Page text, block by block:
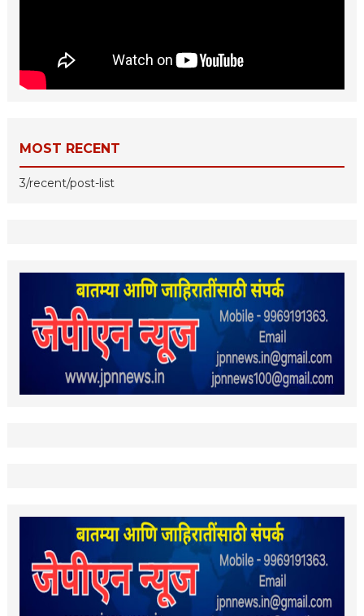
MOST RECENT
3/recent/post-list